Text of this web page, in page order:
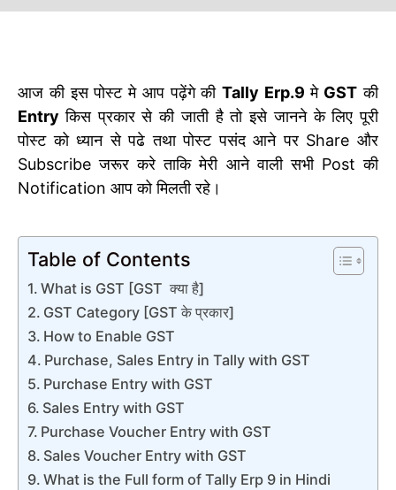
आज की इस पोस्ट मे आप पढ़ेंगे की Tally Erp.9मे GST की
Entryकिस प्रकार से की जाती है तो इसे जानने के लिए पूरी
पोस्ट को ध्यान से पढे तथा पोस्ट पसंद आने पर Share और
Subscribe जरूर करे ताकि मेरी आने वाली सभी Post की
Notification आप को मिलती रहे।
Table of Contents
What is GST [GST क्या है]
GST Category [GST के प्रकार]
How to Enable GST
Purchase, Sales Entry in Tally with GST
Purchase Entry with GST
Sales Entry with GST
Purchase Voucher Entry with GST
Sales Voucher Entry with GST
What is the Full form of Tally Erp 9 in Hindi